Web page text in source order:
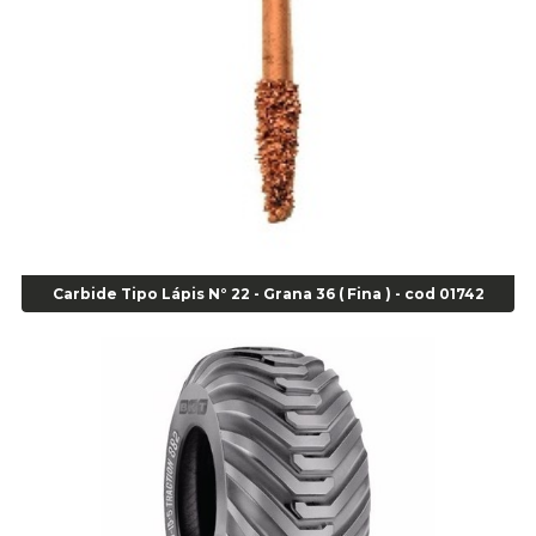
Alicate para Anéis Externos Bico Reto - Gedore A2 - Cod 00894
Alicate para Anéis Externos com Bico Curvo - Gedore A21 - Cod 00895
Alicate para Anéis Internos Bico Curvo - Gedore J21 - Cod 00893
Alicate para Anéis Tipo Trava Câmbio 8134 Gedore - Cod 02008
Alicate para Balanceamento - Cod 03078
Alicate para trava de cambio 398 11" - Corneta - Cod 03113
Alicate Universal 8" Gedore - Cod 00133
Anel Centralizador Fiat 4 pçs - Amarelo - Cod 00517
Anel Centralizador Ford 4pçs - Verde - Cod 00518
Anel Centralizador Honda 4 pçs - Vermelho - Cod 01465
Anel Centralizador Peugeot 4pçs - Branco - Cod 01466
Anel Centralizador Renault 4pçs - Marrom - Cod 01467
Anel Centralizador Toyota 4pçs - Preto - Cod 01335
Anel Centralizador VW 4pçs - Laranja - Cod 00520
Anel de vedação Jumbo OR-224 TG - Cod: 03749
Carbide Tipo Lápis N° 22 - Grana 36 ( Fina ) - cod 01742